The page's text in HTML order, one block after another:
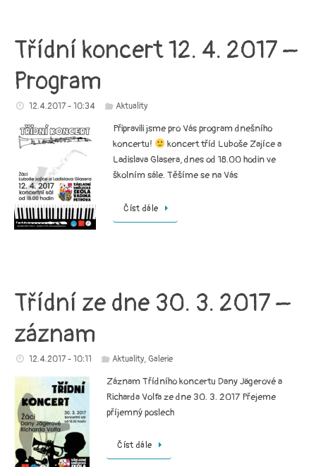
Třídní koncert 12. 4. 2017 –
Program
12.4.2017 - 10:34 Aktuality
Připravili jsme pro Vás program dnešního
koncertu!
koncert tříd Luboše Zajíce a
Ladislava Glasera, dnes od 18.00 hodin ve
školním sále. Těšíme se na Vás
Číst dále
Třídní ze dne 30. 3. 2017 –
záznam
12.4.2017 - 10:11 Aktuality,Galerie
Záznam Třídního koncertu Dany Jägerové a
Richarda Volfa ze dne 30. 3. 2017 Přejeme
příjemný poslech
Číst dále